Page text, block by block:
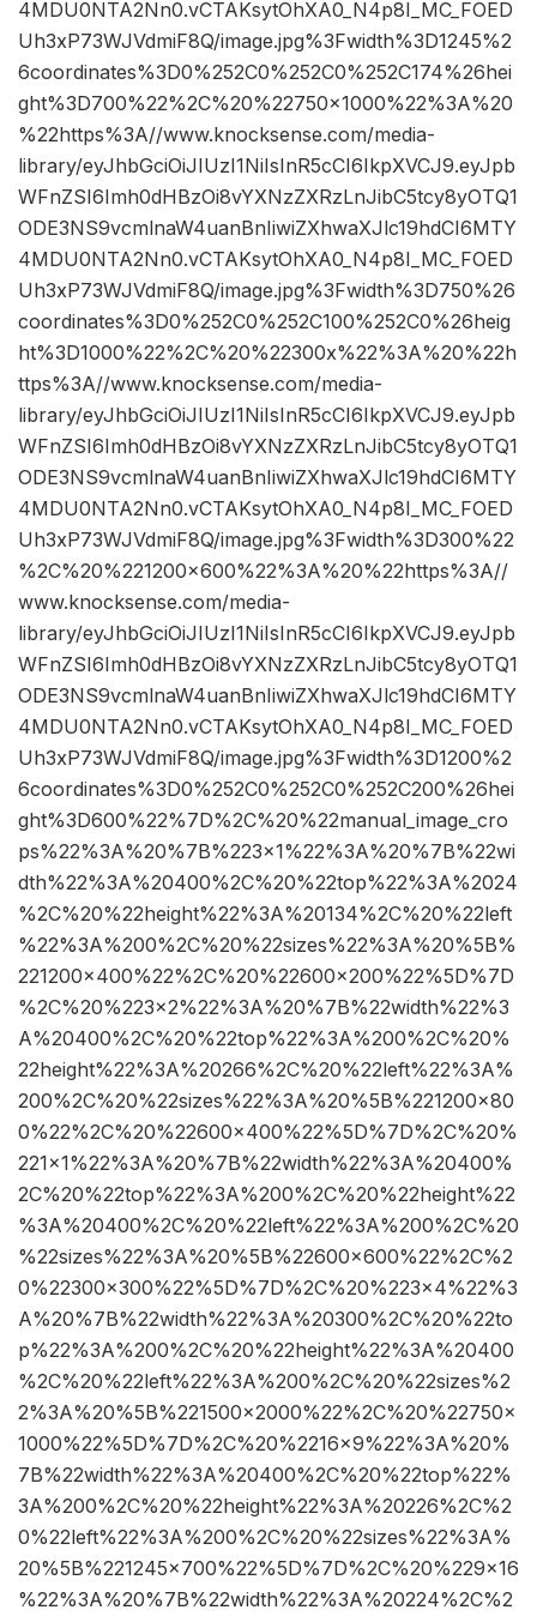
4MDU0NTA2Nn0.vCTAKsytOhXA0_N4p8I_MC_FOED
Uh3xP73WJVdmiF8Q/image.jpg%3Fwidth%3D1245%2
6coordinates%3D0%252C0%252C0%252C174%26hei
ght%3D700%22%2C%20%22750×1000%22%3A%20
%22https%3A//www.knocksense.com/media-
library/eyJhbGciOiJIUzI1NiIsInR5cCI6IkpXVCJ9.eyJpb
WFnZSI6Imh0dHBzOi8vYXNzZXRzLnJibC5tcy8yOTQ1
ODE3NS9vcmlnaW4uanBnIiwiZXhwaXJlc19hdCI6MTY
4MDU0NTA2Nn0.vCTAKsytOhXA0_N4p8I_MC_FOED
Uh3xP73WJVdmiF8Q/image.jpg%3Fwidth%3D750%26
coordinates%3D0%252C0%252C100%252C0%26heig
ht%3D1000%22%2C%20%22300x%22%3A%20%22h
ttps%3A//www.knocksense.com/media-
library/eyJhbGciOiJIUzI1NiIsInR5cCI6IkpXVCJ9.eyJpb
WFnZSI6Imh0dHBzOi8vYXNzZXRzLnJibC5tcy8yOTQ1
ODE3NS9vcmlnaW4uanBnIiwiZXhwaXJlc19hdCI6MTY
4MDU0NTA2Nn0.vCTAKsytOhXA0_N4p8I_MC_FOED
Uh3xP73WJVdmiF8Q/image.jpg%3Fwidth%3D300%22
%2C%20%221200×600%22%3A%20%22https%3A//
www.knocksense.com/media-
library/eyJhbGciOiJIUzI1NiIsInR5cCI6IkpXVCJ9.eyJpb
WFnZSI6Imh0dHBzOi8vYXNzZXRzLnJibC5tcy8yOTQ1
ODE3NS9vcmlnaW4uanBnIiwiZXhwaXJlc19hdCI6MTY
4MDU0NTA2Nn0.vCTAKsytOhXA0_N4p8I_MC_FOED
Uh3xP73WJVdmiF8Q/image.jpg%3Fwidth%3D1200%2
6coordinates%3D0%252C0%252C0%252C200%26hei
ght%3D600%22%7D%2C%20%22manual_image_cro
ps%22%3A%20%7B%223×1%22%3A%20%7B%22wi
dth%22%3A%20400%2C%20%22top%22%3A%2024
%2C%20%22height%22%3A%20134%2C%20%22left
%22%3A%200%2C%20%22sizes%22%3A%20%5B%
221200×400%22%2C%20%22600×200%22%5D%7D
%2C%20%223×2%22%3A%20%7B%22width%22%3
A%20400%2C%20%22top%22%3A%200%2C%20%
22height%22%3A%20266%2C%20%22left%22%3A%
200%2C%20%22sizes%22%3A%20%5B%221200×80
0%22%2C%20%22600×400%22%5D%7D%2C%20%
221×1%22%3A%20%7B%22width%22%3A%20400%
2C%20%22top%22%3A%200%2C%20%22height%22
%3A%20400%2C%20%22left%22%3A%200%2C%20
%22sizes%22%3A%20%5B%22600×600%22%2C%2
0%22300×300%22%5D%7D%2C%20%223×4%22%3
A%20%7B%22width%22%3A%20300%2C%20%22to
p%22%3A%200%2C%20%22height%22%3A%20400
%2C%20%22left%22%3A%200%2C%20%22sizes%2
2%3A%20%5B%221500×2000%22%2C%20%22750×
1000%22%5D%7D%2C%20%2216×9%22%3A%20%
7B%22width%22%3A%20400%2C%20%22top%22%
3A%200%2C%20%22height%22%3A%20226%2C%2
0%22left%22%3A%200%2C%20%22sizes%22%3A%
20%5B%221245×700%22%5D%7D%2C%20%229×16
%22%3A%20%7B%22width%22%3A%20224%2C%2